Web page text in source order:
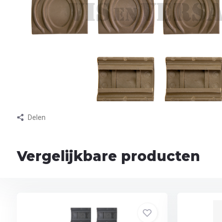
Delen
Vergelijkbare producten